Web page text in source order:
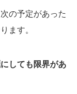
の予定があった
ます。
しても限界があ